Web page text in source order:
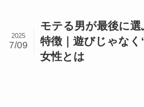
モテる男が最後に
特徴｜遊びじゃなく
女性とは
2025
7/09